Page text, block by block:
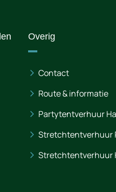
Overig
Contact
Route & informatie
Partytentverhuur
Stretchtentverhuur
Stretchtentverhuur